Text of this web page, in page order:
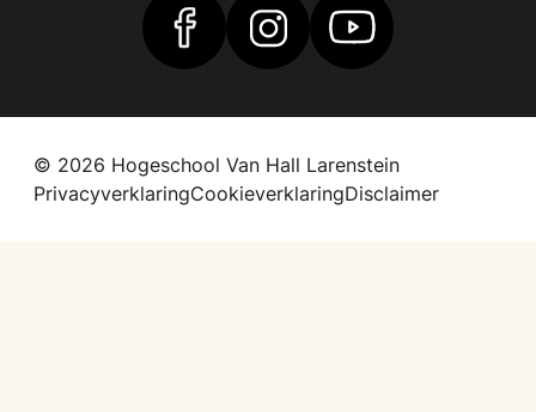
Vind ons op Facebook
Vind ons op Instagram
Vind ons op
© 2026 Hogeschool Van Hall Larenstein
PrivacyverklaringCookieverklaringDisclaimer